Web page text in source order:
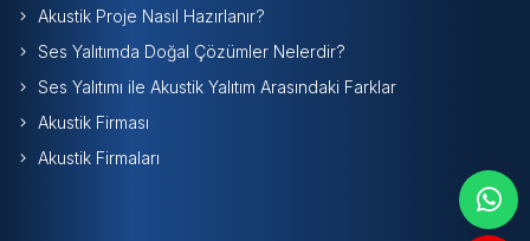
Akustik Proje Nasıl Hazırlanır?
Ses Yalıtımda Doğal Çözümler Nelerdir?
Ses Yalıtımı ile Akustik Yalıtım Arasındaki Farklar
Akustik Firması
Akustik Firmaları